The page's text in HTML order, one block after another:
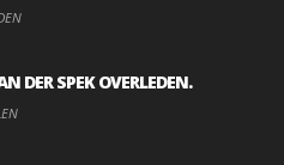
DER SPEK OVERLEDEN.